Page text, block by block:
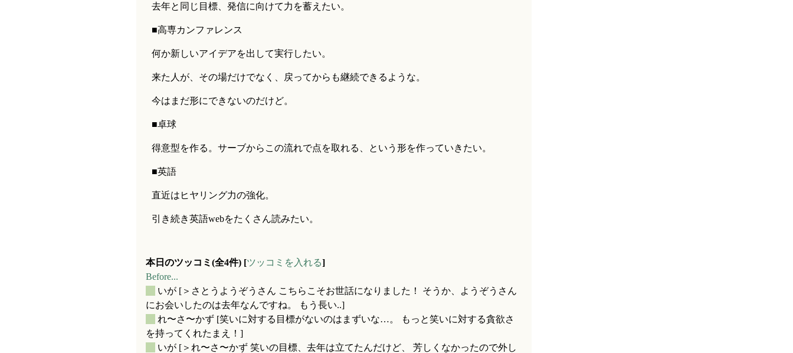
去年と同じ目標、発信に向けて力を蓄えたい。
■高専カンファレンス
何か新しいアイデアを出して実行したい。
来た人が、その場だけでなく、戻ってからも継続できるような。
今はまだ形にできないのだけど。
■卓球
得意型を作る。サーブからこの流れで点を取れる、という形を作っていきたい。
■英語
直近はヒヤリング力の強化。
引き続き英語webをたくさん読みたい。
本日のツッコミ(全4件) [ツッコミを入れる]
Before...
いが [＞さとうようぞうさん こちらこそお世話になりました！ そうか、ようぞうさん
にお会いしたのは去年なんですね。 もう長い..]
れ〜さ〜かず [笑いに対する目標がないのはまずいな…。 もっと笑いに対する貪欲さ
を持ってくれたまえ！]
いが [＞れ〜さ〜かず 笑いの目標、去年は立てたんだけど、 芳しくなかったので外し